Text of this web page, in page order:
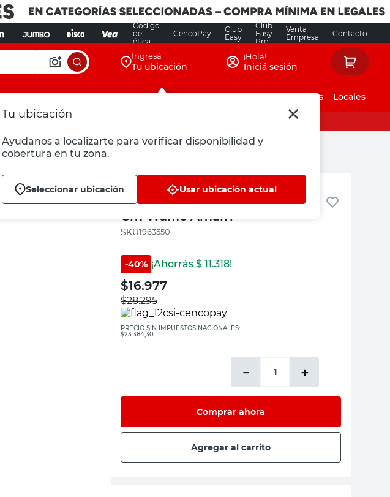
Código
de
ética
CencoPay
Club
Easy
Club
Easy
Pro
Venta
Empresa
Contacto
Ingresá
Tu ubicación
Tu ubicación
Ayudanos a localizarte para verificar disponibilidad y
cobertura en tu zona.
Seleccionar ubicación Usar ubicación actual
¡Hola!
Iniciá sesión
Servicios de instalaciones Locales
Amalfi
Alfombra Textil Beige 40X60
Cm Waffle Amalfi
:1963550
-40% ¡Ahorrás $ 11.318!
$16.977
$28.295
PRECIO SIN IMPUESTOS NACIONALES:
$23.384,30
＋
－
Comprar ahora
Agregar al carrito